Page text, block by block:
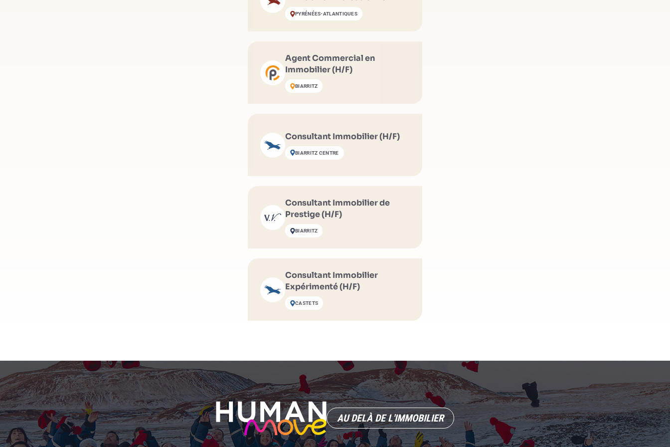
(H/F)PYRÉNÉES-ATLANTIQUES
Agent Commercial en
Immobilier (H/F)
BIARRITZ
Consultant Immobilier (H/F)
BIARRITZ CENTRE
Consultant Immobilier de
Prestige (H/F)
BIARRITZ
Consultant Immobilier
Expérimenté (H/F)
CASTETS
AU DELÀ DE L'IMMOBILIER